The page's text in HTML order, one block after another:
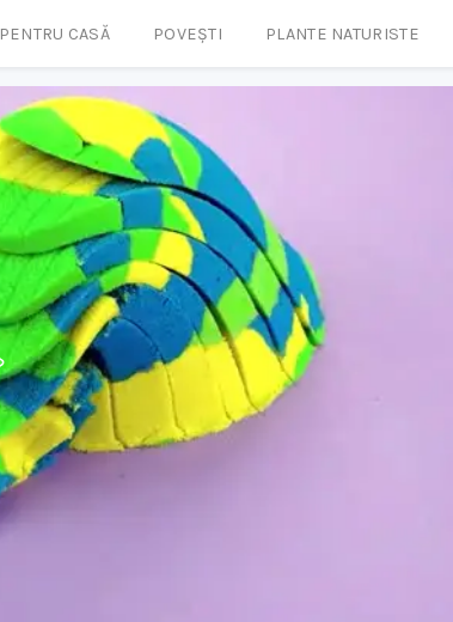
PENTRU CASĂ POVEȘTI PLANTE NATURISTE